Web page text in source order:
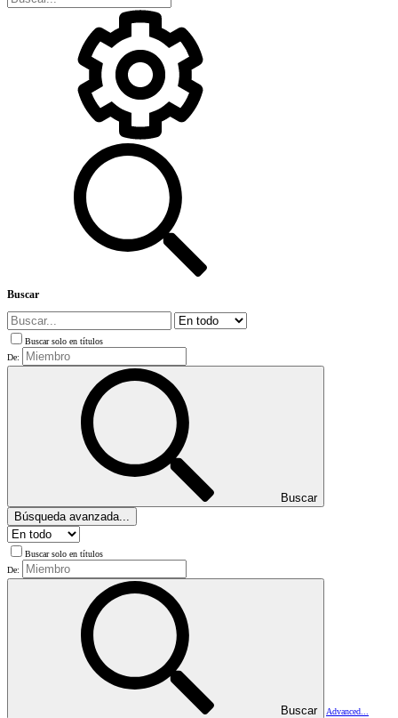
Buscar
Buscar solo en títulos
De:
Buscar
Búsqueda avanzada...
Buscar solo en títulos
De:
Buscar
Advanced...